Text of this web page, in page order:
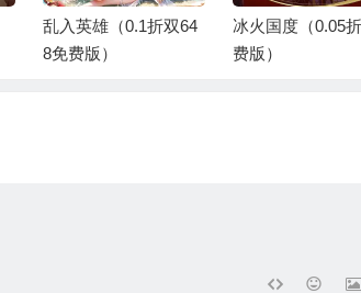
冰火国度（0.05折免
费版）
凌云对决（0.1折
送代金）